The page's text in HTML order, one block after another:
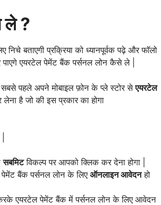
ले ?
निचे बताएगी प्रक्रिया को ध्यानपूर्वक पढ़े और फॉलो
एयरटेल पेमेंट बैंक पर्सनल लोन कैसे ले |
पहले अपने मोबाइल फ़ोन के प्ले स्टोर सेएयरटेल
है जो की इस प्रकार का होगा
सबमिटविकल्प पर आपको क्लिक कर देना होगा |
बैंक पर्सनल लोन के लिए ऑनलाइन आवेदनहो
करके एयरटेल पेमेंट बैंक में पर्सनल लोन के लिए आवेदन